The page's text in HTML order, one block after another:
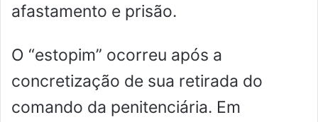
afastamento e prisão.
O “estopim” ocorreu após a
concretização de sua retirada do
comando da penitenciária. Em